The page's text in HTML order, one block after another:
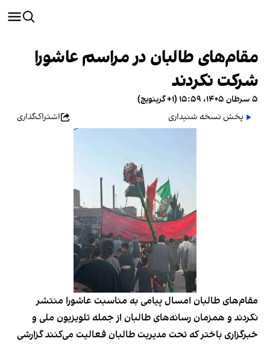
مقام‌های طالبان در مراسم عاشورا
شرکت نکردند
۵ سرطان ۱۴۰۵، ۱۵:۵۹ (‎+۱ گرینویچ)
پخش نسخه شنیداری
اشتراک‌گذاری
مقام‌های طالبان امسال پیامی به مناسبت عاشورا منتشر
نکردند و همزمان رسانه‌های طالبان از جمله تلویزیون ملی و
خبرگزاری باختر که تحت مدیریت طالبان فعالیت می‌کنند گزارشی